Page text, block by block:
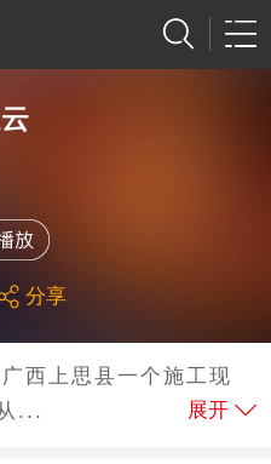
分享
西上思县一个施工现
...
展开